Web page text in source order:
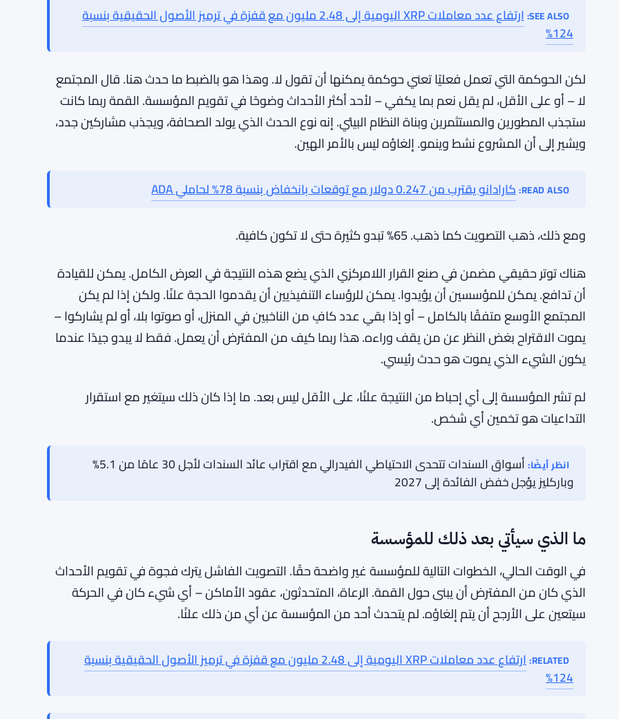
السلسلة، التحكم في الخزينة، العتبات الرسمية – إنها إعداد مصمم لإعطاء حاملي الرموز القوة الحقيقية حول
كيفية إنفاق المشروع لأمواله وأين يركز جهوده. هذا هو العرض، على أي حال.
انظر أيضًا: مجموعة CME تطلق تداول العقود الآجلة للعملات الرقمية على مدار الساعة، مع التركيز على
XRP
وكاردانو
لكن الحوكمة التي تعمل فعليًا تعني حوكمة يمكنها أن تقول لا. وهذا هو بالضبط ما حدث هنا. قال المجتمع
لا – أو على الأقل، لم يقل نعم بما يكفي – لأحد أكثر الأحداث وضوحًا في تقويم المؤسسة. القمة ربما كانت
ستجذب المطورين والمستثمرين وبناة النظام البيئي. إنه نوع الحدث الذي يولد الصحافة، ويجذب مشاركين جدد،
ويشير إلى أن المشروع نشط وينمو. إلغاؤه ليس بالأمر الهين.
READ ALSO: كارادانو يقترب من 0.247 دولار مع توقعات بانخفاض بنسبة 78% لحاملي ADA
هناك توتر حقيقي مضمن في صنع القرار اللامركزي الذي يضع هذه النتيجة في العرض الكامل. يمكن للقيادة
المجتمع الأوسع متفقًا بالكامل – أو إذا بقي عدد كافٍ من الناخبين في المنزل، أو صوتوا بلا، أو لم يشاركوا –
يموت الاقتراح بغض النظر عن من يقف وراءه. هذا ربما كيف من المفترض أن يعمل. فقط لا يبدو جيدًا عندما
لم تشر المؤسسة إلى أي إحباط من النتيجة علنًا، على الأقل ليس بعد. ما إذا كان ذلك سيتغير مع استقرار
التداعيات هو تخمين أي شخص.
انظر أيضًا:
وباركليز يؤجل خفض الفائدة إلى 2027
ما الذي سيأتي بعد ذلك للمؤسسة